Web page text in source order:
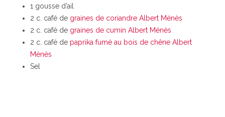
1 gousse d’ail
2 c. café de graines de coriandre Albert Ménès
2 c. café de graines de cumin Albert Ménès
2 c. café de paprika fumé au bois de chêne Albert
Ménès
Sel